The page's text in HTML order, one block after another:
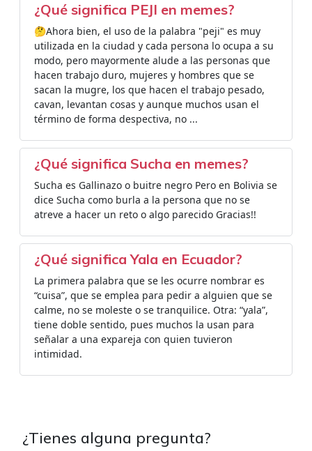
¿Qué significa PEJI en memes?
🤔Ahora bien, el uso de la palabra "peji" es muy
utilizada en la ciudad y cada persona lo ocupa a su
modo, pero mayormente alude a las personas que
hacen trabajo duro, mujeres y hombres que se
sacan la mugre, los que hacen el trabajo pesado,
cavan, levantan cosas y aunque muchos usan el
término de forma despectiva, no ...
¿Qué significa Sucha en memes?
Sucha es Gallinazo o buitre negro Pero en Bolivia se
dice Sucha como burla a la persona que no se
atreve a hacer un reto o algo parecido Gracias!!
¿Qué significa Yala en Ecuador?
La primera palabra que se les ocurre nombrar es
“cuisa”, que se emplea para pedir a alguien que se
calme, no se moleste o se tranquilice. Otra: “yala”,
tiene doble sentido, pues muchos la usan para
señalar a una expareja con quien tuvieron
intimidad.
¿Tienes alguna pregunta?